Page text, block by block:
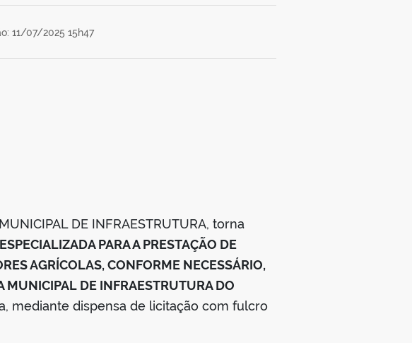
11/07/2025 15h47
DE INFRAESTRUTURA, torna
PARA A PRESTAÇÃO DE
AGRÍCOLAS, CONFORME NECESSÁRIO,
MUNICIPAL DE INFRAESTRUTURA DO
mediante dispensa de licitação com fulcro